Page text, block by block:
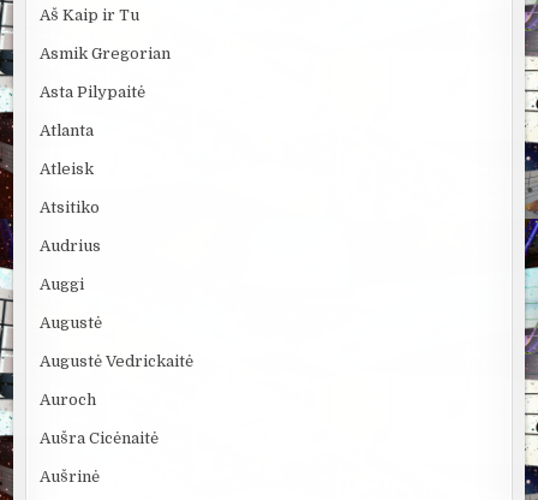
Aš Kaip ir Tu
Asmik Gregorian
Asta Pilypaitė
Atlanta
Atleisk
Atsitiko
Audrius
Auggi
Augustė
Augustė Vedrickaitė
Auroch
Aušra Cicėnaitė
Aušrinė